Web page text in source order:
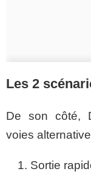
Les 2
De son côté,
voies
Sortie